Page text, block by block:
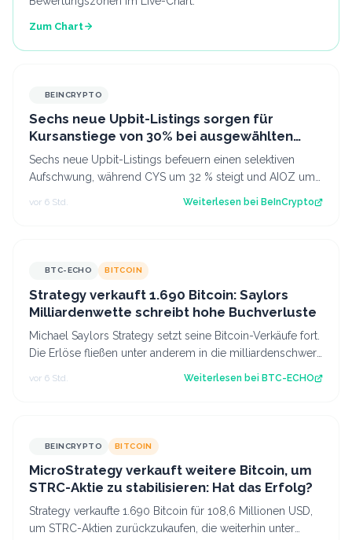
Zum Chart
BEINCRYPTO
Sechs neue Upbit-Listings sorgen für
Kursanstiege von 30% bei ausgewählten
Altcoins
Sechs neue Upbit-Listings befeuern einen selektiven
Aufschwung, während CYS um 32 % steigt und AIOZ um
13 % zulegt, während XAN vor dem Laun…
vor 6 Std. Weiterlesen bei BeInCrypto
BTC-ECHO BITCOIN
Strategy verkauft 1.690 Bitcoin: Saylors
Milliardenwette schreibt hohe Buchverluste
Michael Saylors Strategy setzt seine Bitcoin-Verkäufe fort.
Die Erlöse fließen unter anderem in die milliardenschwere
vor 6 Std. Weiterlesen bei BTC-ECHO
BEINCRYPTO BITCOIN
MicroStrategy verkauft weitere Bitcoin, um
STRC-Aktie zu stabilisieren: Hat das Erfolg?
Strategy verkaufte 1.690 Bitcoin für 108,6 Millionen USD,
um STRC-Aktien zurückzukaufen, die weiterhin unter